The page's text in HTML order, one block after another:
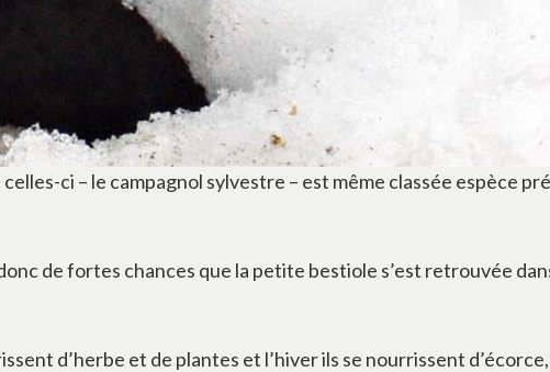
ci – le campagnol sylvestre – est même classée espèce
de fortes chances que la petite bestiole s’est retrouvée
d’herbe et de plantes et l’hiver ils se nourrissent